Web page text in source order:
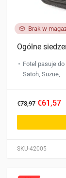
Brak w
SKU-42005
Ogólne
Fotel pasuje
Satoh, Suzue,
€73,97 €61,57